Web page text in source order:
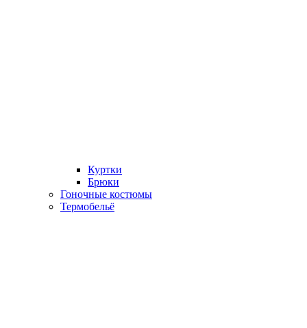
Куртки
Брюки
Гоночные костюмы
Термобельё